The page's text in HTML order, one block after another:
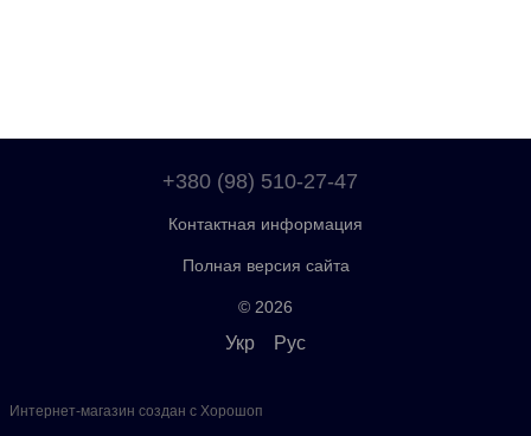
+380 (98) 510-27-47
Контактная информация
Полная версия сайта
© 2026
Укр Рус
Интернет-магазин создан с Хорошоп